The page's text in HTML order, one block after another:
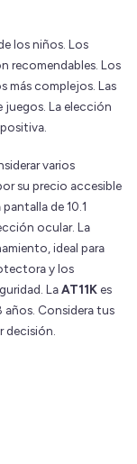
los niños. Los
recomendables. Los
más complejos. Las
juegos. La elección
varios
su precio accesible
de 10.1
ocular. La
ideal para
y los
LaAT11K es
años. Considera tus
decisión.